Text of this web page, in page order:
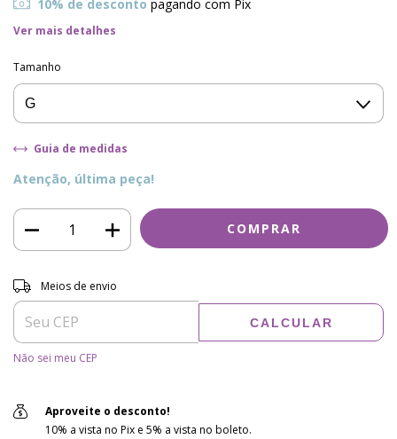
10% de desconto pagando com Pix
Ver mais detalhes
Tamanho
Guia de medidas
Atenção, última peça!
Entregas para o CEP:
Meios de envio
CALCULAR
Não sei meu CEP
Aproveite o desconto!
10% a vista no Pix e 5% a vista no boleto.